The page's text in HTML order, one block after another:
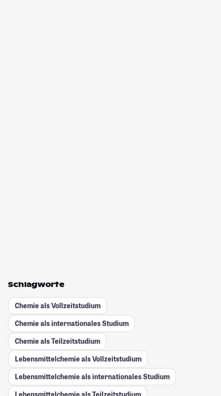
Schlagworte
Chemie als Vollzeitstudium
Chemie als internationales Studium
Chemie als Teilzeitstudium
Lebensmittelchemie als Vollzeitstudium
Lebensmittelchemie als internationales Studium